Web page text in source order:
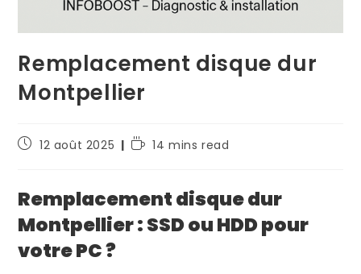
Remplacement disque dur
Montpellier
12 août 2025 14 mins read
Remplacement disque dur
Montpellier : SSD ou HDD pour
votre PC ?